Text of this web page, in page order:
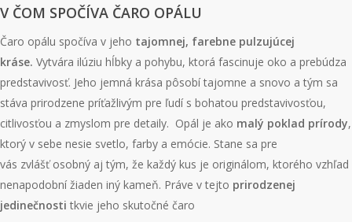
V ČOM SPOČÍVA ČARO OPÁLU
Čaro opálu spočíva v jeho tajomnej, farebne pulzujúcej
kráse. Vytvára ilúziu hĺbky a pohybu, ktorá fascinuje oko a prebúdza
predstavivosť. Jeho jemná krása pôsobí tajomne a snovo a tým sa
stáva prirodzene príťažlivým pre ľudí s bohatou predstavivosťou,
citlivosťou a zmyslom pre detaily. Opál je ako malý poklad prírody,
ktorý v sebe nesie svetlo, farby a emócie. Stane sa pre
vás zvlášť osobný aj tým, že každý kus je originálom, ktorého vzhľad
nenapodobní žiaden iný kameň. Práve v tejto prirodzenej
jedinečnosti tkvie jeho skutočné čaro